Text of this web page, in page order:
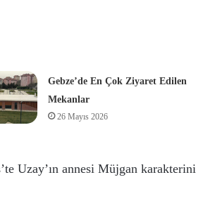
Gebze’de En Çok Ziyaret Edilen
Mekanlar
26 Mayıs 2026
Uzay’ın annesi Müjgan karakterini